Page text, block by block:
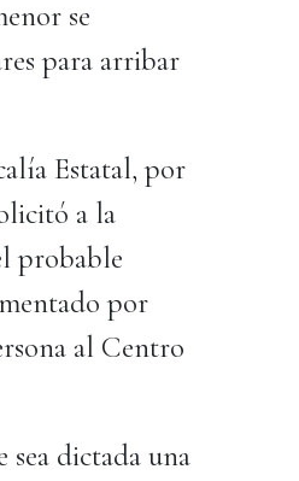
se
para arribar
Estatal, por
a la
probable
por
al Centro
dictada una